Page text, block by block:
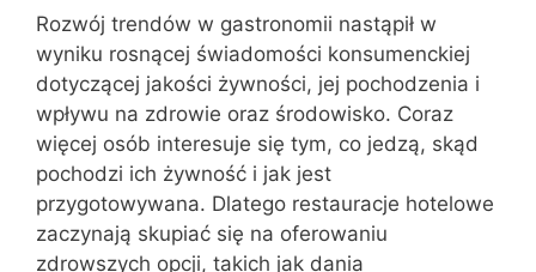
Rozwój trendów w gastronomii nastąpił w
wyniku rosnącej świadomości konsumenckiej
dotyczącej jakości żywności, jej pochodzenia i
wpływu na zdrowie oraz środowisko. Coraz
więcej osób interesuje się tym, co jedzą, skąd
pochodzi ich żywność i jak jest
przygotowywana. Dlatego restauracje hotelowe
zaczynają skupiać się na oferowaniu
zdrowszych opcji, takich jak dania